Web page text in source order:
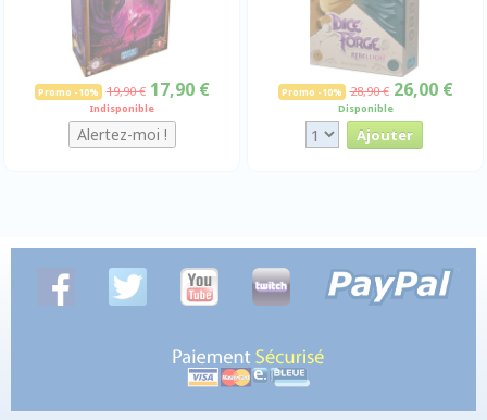
Promo -10% 19,90 € 17,90 €
Indisponible
Promo -10% 28,90 € 26,00 €
Disponible